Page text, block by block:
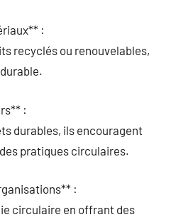
:
recyclés ou renouvelables,
:
durables, ils encouragent
pratiques circulaires.
:
circulaire en offrant des